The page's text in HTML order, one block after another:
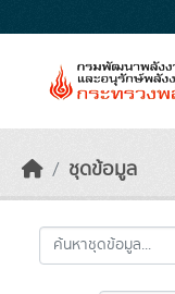
ชุดข้อมูล